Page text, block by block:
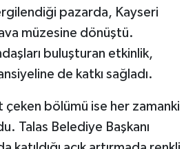
pazarda, Kayseri
müzesine dönüştü.
buluşturan etkinlik,
de katkı sağladı.
çeken bölümü ise her zamanki
Talas Belediye Başkanı